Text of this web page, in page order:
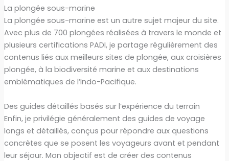
La plongée sous-marine
La plongée sous-marine est un autre sujet majeur du site.
Avec plus de 700 plongées réalisées à travers le monde et
plusieurs certifications PADI, je partage régulièrement des
contenus liés aux meilleurs sites de plongée, aux croisières
plongée, à la biodiversité marine et aux destinations
emblématiques de l’Indo-Pacifique.
Des guides détaillés basés sur l’expérience du terrain
Enfin, je privilégie généralement des guides de voyage
longs et détaillés, conçus pour répondre aux questions
concrètes que se posent les voyageurs avant et pendant
leur séjour. Mon objectif est de créer des contenus